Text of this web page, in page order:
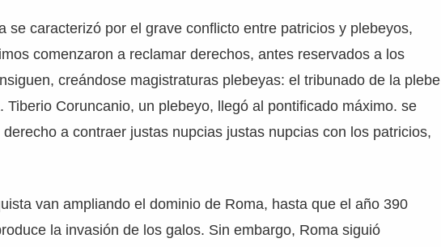
se caracterizó por el grave conflicto entre patricios y plebeyos,
comenzaron a reclamar derechos, antes reservados a los
creándose magistraturas plebeyas: el tribunado de la plebe
Tiberio Coruncanio, un plebeyo, llegó al pontificado máximo. se
derecho a contraer justas nupcias justas nupcias con los patricios,
van ampliando el dominio de Roma, hasta que el año 390
la invasión de los galos. Sin embargo, Roma siguió